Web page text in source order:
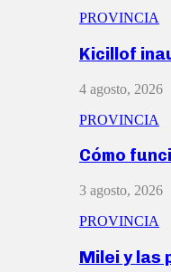
PROVINCIA
Kicillof
4 agosto, 2026
PROVINCIA
Cómo
3 agosto, 2026
PROVINCIA
Milei y las